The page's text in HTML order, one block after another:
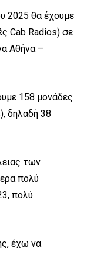
2025 θα έχουμε
Cab Radios) σε
Αθήνα –
158 μονάδες
δηλαδή 38
των
πολύ
πολύ
έχω να